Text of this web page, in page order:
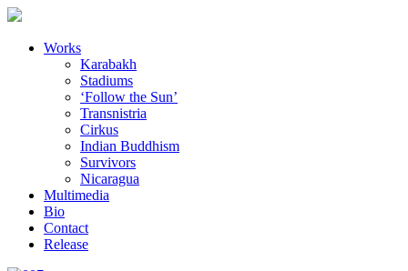
Works
Karabakh
Stadiums
‘Follow the Sun’
Transnistria
Cirkus
Indian Buddhism
Survivors
Nicaragua
Multimedia
Bio
Contact
Release